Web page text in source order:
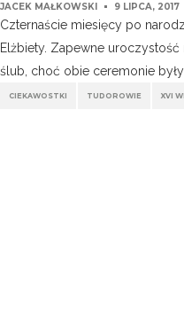
JACEK MAŁKOWSKI 9 LIPCA, 2017
Czternaście miesięcy po
Elżbiety. Zapewne uroczystość
ślub, choć obie ceremonie były
CIEKAWOSTKI TUDOROWIE XVI